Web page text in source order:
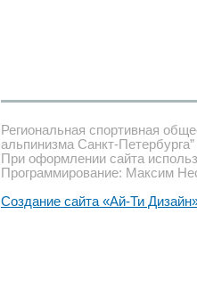
Региональная спортивная
альпинизма Санкт-Петербурга”
При оформлении сайта
Программирование: Максим
Создание сайта «Ай-Ти